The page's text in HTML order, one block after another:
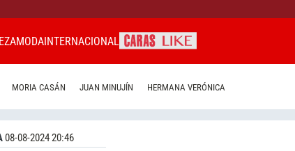
MODAINTERNACIONAL
MORIA CASÁN JUAN MINUJÍN HERMANA VERÓNICA
08-08-2024 20:46